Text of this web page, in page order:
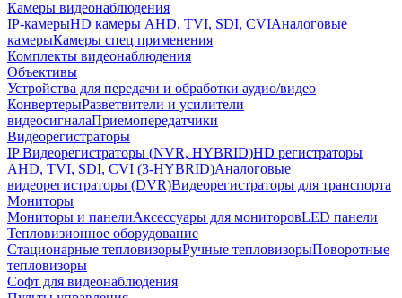
Камеры видеонаблюдения
IP-камерыHD камеры AHD, TVI, SDI, CVIАналоговые
камерыКамеры спец применения
Комплекты видеонаблюдения
Объективы
Устройства для передачи и обработки аудио/видео
КонвертерыРазветвители и усилители
видеосигналаПриемопередатчики
Видеорегистраторы
IP Видеорегистраторы (NVR, HYBRID)HD регистраторы
AHD, TVI, SDI, CVI (3-HYBRID)Аналоговые
видеорегистраторы (DVR)Видеорегистраторы для транспорта
Мониторы
Мониторы и панелиАксессуары для мониторовLED панели
Тепловизионное оборудование
Стационарные тепловизорыРучные тепловизорыПоворотные
тепловизоры
Софт для видеонаблюдения